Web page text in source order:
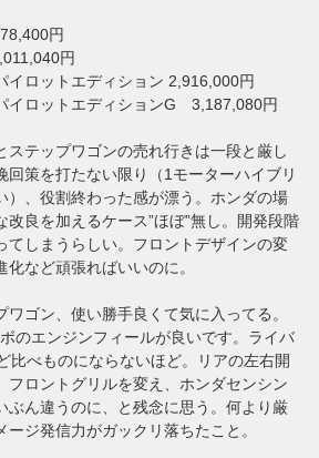
円
円
イロットエディション 2,916,000円
イロットエディションG 3,187,080円
ステップワゴンの売れ行きは一段と厳し
回策を打たない限り（1モーターハイブリ
）、役割終わった感が漂う。ホンダの場
改良を加えるケース”ほぼ”無し。開発段階
てしまうらしい。フロントデザインの変
など頑張ればいいのに。
ゴン、使い勝手良くて気に入ってる。
のエンジンフィールが良いです。ライバ
比べものにならないほど。リアの左右開
フロントグリルを変え、ホンダセンシン
ぶん違うのに、と残念に思う。何より厳
ージ発信力がガックリ落ちたこと。